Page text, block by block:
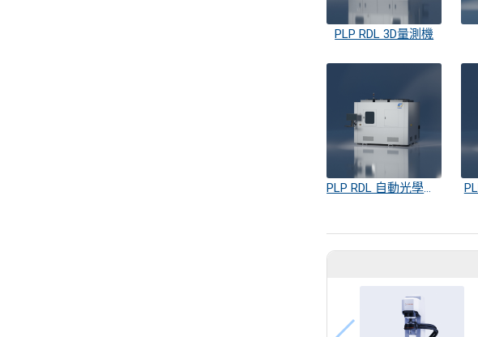
PLP RDL 3D量測機
PLP RDL 自動光學量測機